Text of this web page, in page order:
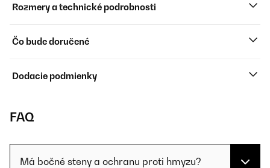
Rozmery a technické podrobnosti
Čo bude doručené
Dodacie podmienky
FAQ
Má bočné steny a ochranu proti hmyzu?